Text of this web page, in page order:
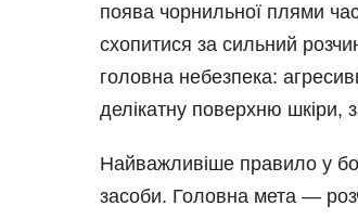
поява чорнильної плями
схопитися за сильний
головна небезпека:
делікатну поверхню шкіри,
Найважливіше правило у
засоби. Головна мета —